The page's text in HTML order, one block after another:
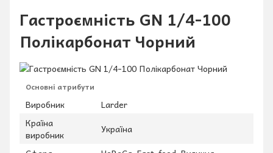
Гастроємність GN 1/4-100
Полікарбонат Чорний
Основні атрибути
Виробник
Larder
Країна
виробник
Україна